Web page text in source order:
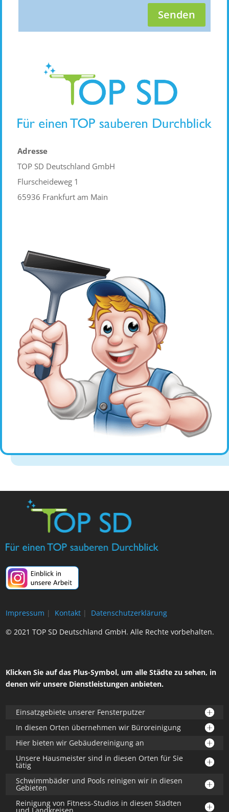
Senden
Adresse
TOP SD Deutschland GmbH
Flurscheideweg 1
65936 Frankfurt am Main
Impressum | Kontakt |
Datenschutzerklärung
© 2021 TOP SD Deutschland GmbH. Alle Rechte vorbehalten.
Klicken Sie auf das Plus-Symbol, um alle Städte zu sehen, in
denen wir unsere Dienstleistungen anbieten.
Einsatzgebiete unserer Fensterputzer
In diesen Orten übernehmen wir Büroreinigung
Hier bieten wir Gebäudereinigung an
Unsere Hausmeister sind in diesen Orten für Sie
tätig
Schwimmbäder und Pools reinigen wir in diesen
Gebieten
Reinigung von Fitness-Studios in diesen Städten
und Landkreisen